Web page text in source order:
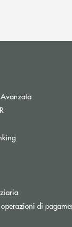
Apre una
Apre una nuova
nuova finestra
Apre una nuova
una nuova finestra
Apre una nuova
di